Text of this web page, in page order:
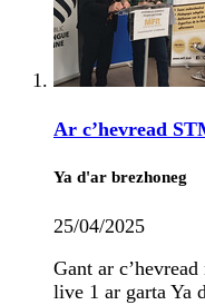
Ar c’hevread
Ya d'ar brezhoneg
25/04/2025
Gant ar
live 1 ar garta Ya